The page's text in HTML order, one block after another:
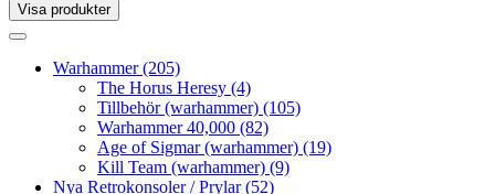
Visa produkter
Toggle
Toggle
navigationWarhammer(205)
The Horus Heresy (4)
Tillbehör (warhammer) (105)
Warhammer 40,000 (82)
Age of Sigmar (warhammer) (19)
Kill Team (warhammer) (9)
Nya Retrokonsoler / Prylar(52)